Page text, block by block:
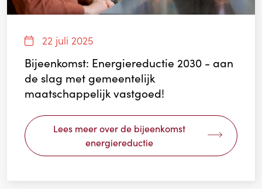
22 juli 2025
Bijeenkomst: Energiereductie 2030 - aan
de slag met gemeentelijk
maatschappelijk vastgoed!
Lees meer over de bijeenkomst
energiereductie